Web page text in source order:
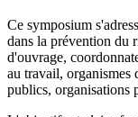
Ce symposium
dans la prévention du
d'ouvrage,
au travail, organismes
publics, organisations